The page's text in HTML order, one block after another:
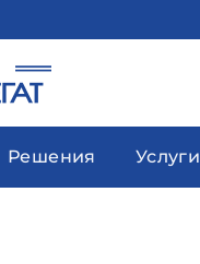
Решения Услуги